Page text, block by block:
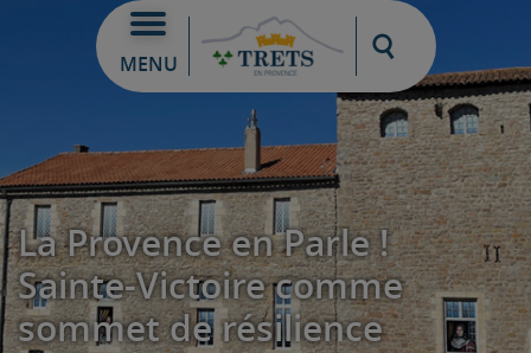
MENU
Moteur de
La Provence en Parle !
Sainte-Victoire comme
sommet de résilience